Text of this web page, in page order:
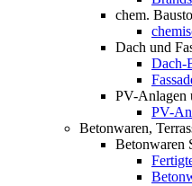
chem.
Dach und
Dach-
PV-Anlagen
PV-
Betonwaren,
Betonwaren